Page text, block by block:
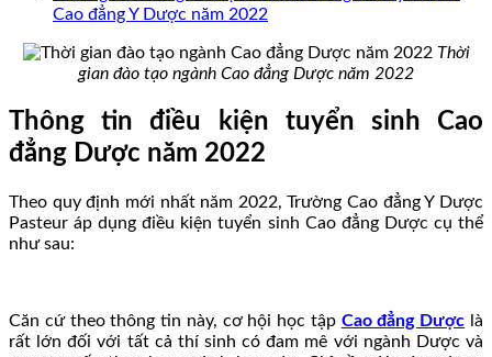
Cao đẳng Y Dược năm 2022
Thời
gian đào tạo ngành Cao đẳng Dược năm 2022
Thông tin điều kiện tuyển sinh Cao
đẳng Dược năm 2022
Theo quy định mới nhất năm 2022, Trường Cao đẳng Y Dược
Pasteur áp dụng điều kiện tuyển sinh Cao đẳng Dược cụ thể
như sau:
Căn cứ theo thông tin này, cơ hội học tập Cao đẳng Dược là
rất lớn đối với tất cả thí sinh có đam mê với ngành Dược và